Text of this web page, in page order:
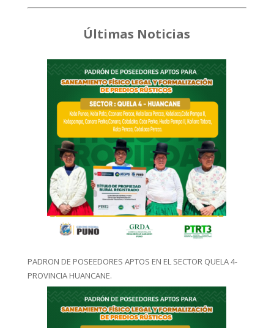
Últimas Noticias
PADRON DE POSEEDORES APTOS EN EL SECTOR QUELA 4-
PROVINCIA HUANCANE.